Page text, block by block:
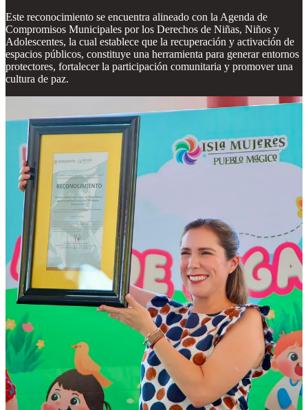
Este reconocimiento se encuentra alineado con la Agenda de
Compromisos Municipales por los Derechos de Niñas, Niños y
Adolescentes, la cual establece que la recuperación y activación de
espacios públicos, constituye una herramienta para generar entornos
protectores, fortalecer la participación comunitaria y promover una
cultura de paz.
Compartir
Discusión sobre este post
Comentarios
Lo mejor de Último Debates